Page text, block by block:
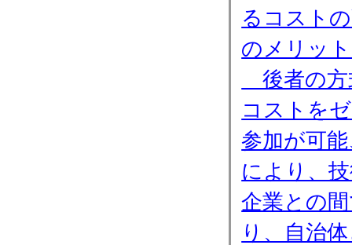
るコスト
のメリッ
後者の方
コストを
参加が可
により、
企業との
り、自治